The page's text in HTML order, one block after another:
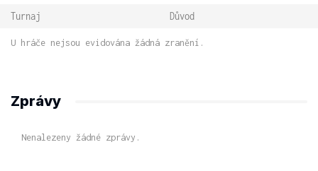
Turnaj Důvod
U hráče nejsou evidována žádná zranění.
Zprávy
Nenalezeny žádné zprávy.